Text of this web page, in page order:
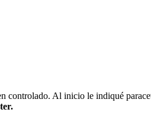
controlado. Al inicio le indiqué